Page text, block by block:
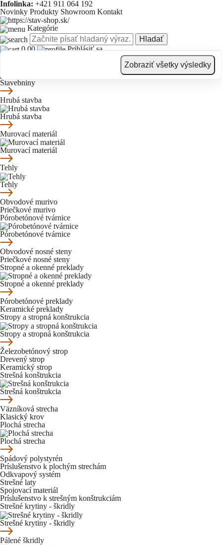
Infolinka: +421 911 064 192
Novinky Produkty Showroom Kontakt
Kategórie
Hladať
Zobraziť všetky výsledky
0.00
Prihlásiť sa
Kontakt
Stavebniny
Hrubá stavba
Hrubá stavba
Murovací materiál
Murovací materiál
Tehly
Tehly
Obvodové murivo
Priečkové murivo
Pórobetónové tvárnice
Pórobetónové tvárnice
Obvodové nosné steny
Priečkové nosné steny
Stropné a okenné preklady
Stropné a okenné preklady
Pórobetónové preklady
Keramické preklady
Stropy a stropná konštrukcia
Stropy a stropná konštrukcia
Železobetónový strop
Drevený strop
Keramický strop
Strešná konštrukcia
Strešná konštrukcia
Väzníková strecha
Klasický krov
Plochá strecha
Plochá strecha
Spádový polystyrén
Príslušenstvo k plochým strechám
Odkvapový systém
Strešné laty
Spojovací materiál
Príslušenstvo k strešným konštrukciám
Strešné krytiny - škridly
Strešné krytiny - škridly
Pálené škridly